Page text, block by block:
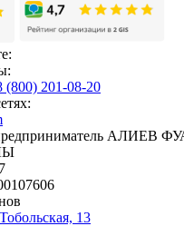
(800) 201-08-20
АЛИЕВ
13